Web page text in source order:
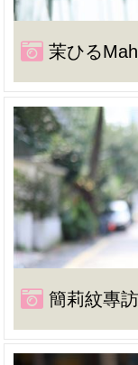
茉ひる
簡莉紋專訪